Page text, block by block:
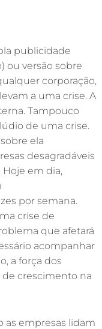
publicidade
ou versão sobre
corporação,
a uma crise. A
Tampouco
de uma crise.
ela
desagradáveis
Hoje em dia,
por semana.
crise de
que afetará
acompanhar
a força dos
de crescimento na
as empresas lidam